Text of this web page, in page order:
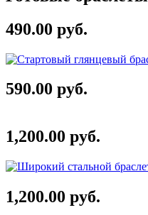
490.00 руб.
590.00 руб.
1,200.00 руб.
1,200.00 руб.